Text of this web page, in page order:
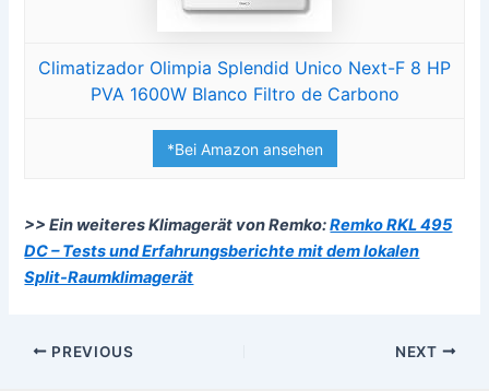
Climatizador Olimpia Splendid Unico Next-F 8 HP
PVA 1600W Blanco Filtro de Carbono
*Bei Amazon ansehen
>> Ein weiteres Klimagerät von Remko:Remko RKL 495
DC – Tests und Erfahrungsberichte mit dem lokalen
Split-Raumklimagerät
PREVIOUS NEXT